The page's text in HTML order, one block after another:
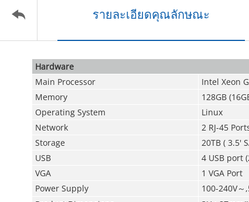
รายละเอียดคุณลักษณะ
Hardware
Main Processor
Intel Xeon
Memory
128GB
Operating System
Linux
Network
2 RJ-45
Storage
20TB ( 3.5'
USB
4 USB port
VGA
1 VGA Port
Power Supply
100-240V